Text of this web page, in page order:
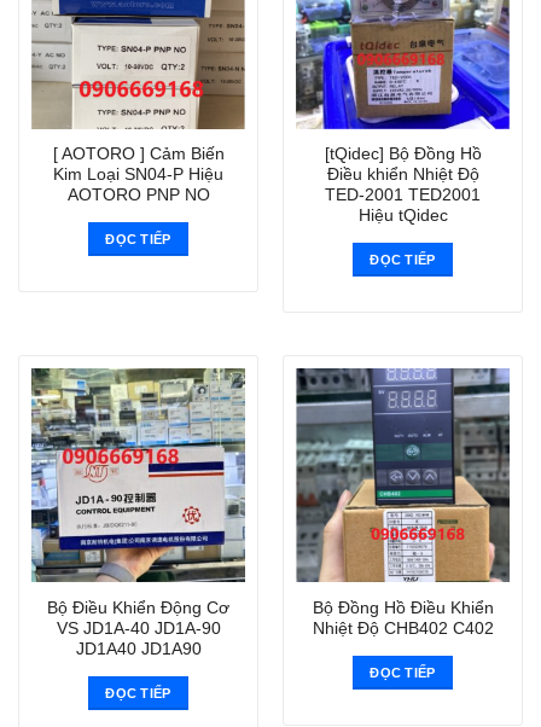
[ AOTORO ] Cảm Biến
Kim Loại SN04-P Hiệu
AOTORO PNP NO
ĐỌC TIẾP
[tQidec] Bộ Đồng Hồ
Điều khiển Nhiệt Độ
TED-2001 TED2001
Hiệu tQidec
ĐỌC TIẾP
Bộ Điều Khiển Động Cơ
VS JD1A-40 JD1A-90
JD1A40 JD1A90
ĐỌC TIẾP
Bộ Đồng Hồ Điều Khiển
Nhiệt Độ CHB402 C402
ĐỌC TIẾP